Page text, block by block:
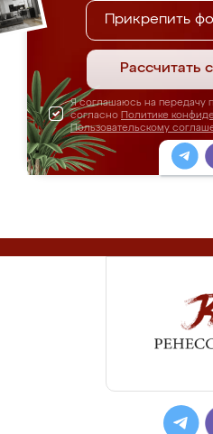
Прикрепить
Рассчитать
Я соглашаюсь на передачу
согласно Политике
Пользовательскому